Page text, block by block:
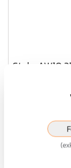
Style
Visa
(